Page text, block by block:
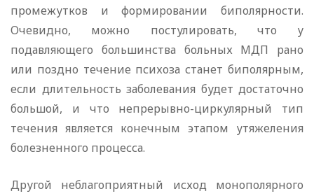
промежутков и формировании биполярности.
Очевидно, можно постулировать, что у
подавляющего большинства больных МДП рано
или поздно течение психоза станет биполярным,
если длительность заболевания будет достаточно
большой, и что непрерывно-циркулярный тип
течения является конечным этапом утяжеления
болезненного процесса.
Другой неблагоприятный исход монополярного